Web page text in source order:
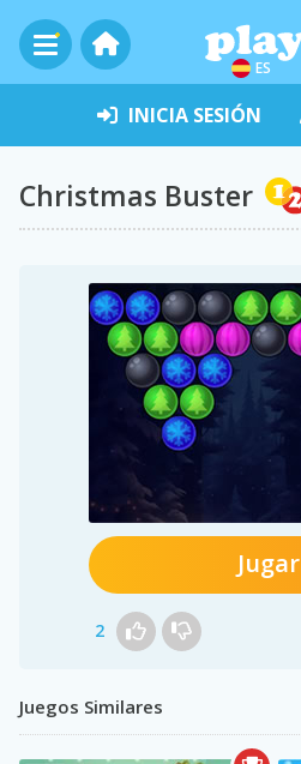
ES
INICIA SESIÓN
Christmas Buster
Jugar
2
Juegos Similares